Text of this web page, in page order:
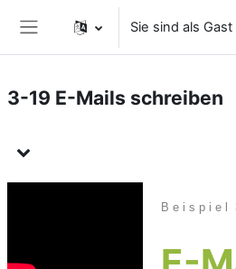
Website-Übersicht
Sie sind als
3-19 E-Mails schreiben
B e i s p i e l